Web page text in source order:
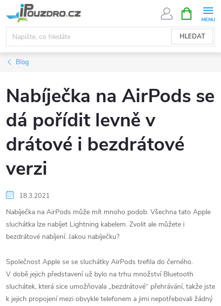
na
obsah
HLEDAT
NÁKUPNÍ
KOŠÍK
Blog
Nabíječka na AirPods se
dá pořídit levně v
drátové i bezdrátové
verzi
18.3.2021
Nabíječka na AirPods může mít mnoho podob. Všechna tato Apple
sluchátka lze nabíjet Lightning kabelem. Zvolit ale můžete i
bezdrátové nabíjení. Jakou nabíječku?
Společnost Apple se se sluchátky AirPods trefila do černého.
V době jejich představení už bylo na trhu množství Bluetooth
sluchátek, která sice umožňovala „bezdrátové“ přehrávání, takže jste
k jejich propojení mezi obvykle telefonem a jimi nepotřebovali žádný